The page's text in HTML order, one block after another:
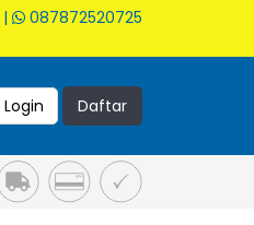
| 087872520725
Login Daftar